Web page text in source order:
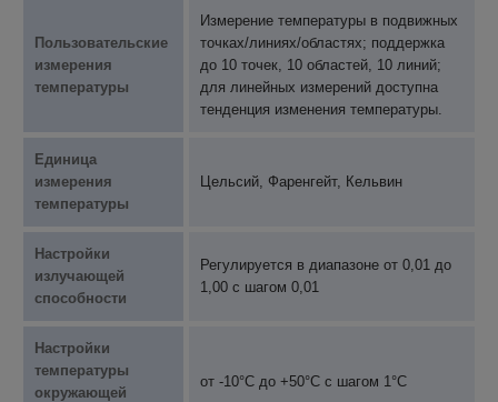
Пользовательские
измерения
температуры
Измерение температуры в подвижных
точках/линиях/областях; поддержка
до 10 точек, 10 областей, 10 линий;
для линейных измерений доступна
тенденция изменения температуры.
Единица
измерения
температуры
Цельсий, Фаренгейт, Кельвин
Настройки
излучающей
способности
Регулируется в диапазоне от 0,01 до
1,00 с шагом 0,01
Настройки
температуры
окружающей
от -10°C до +50°C с шагом 1°C